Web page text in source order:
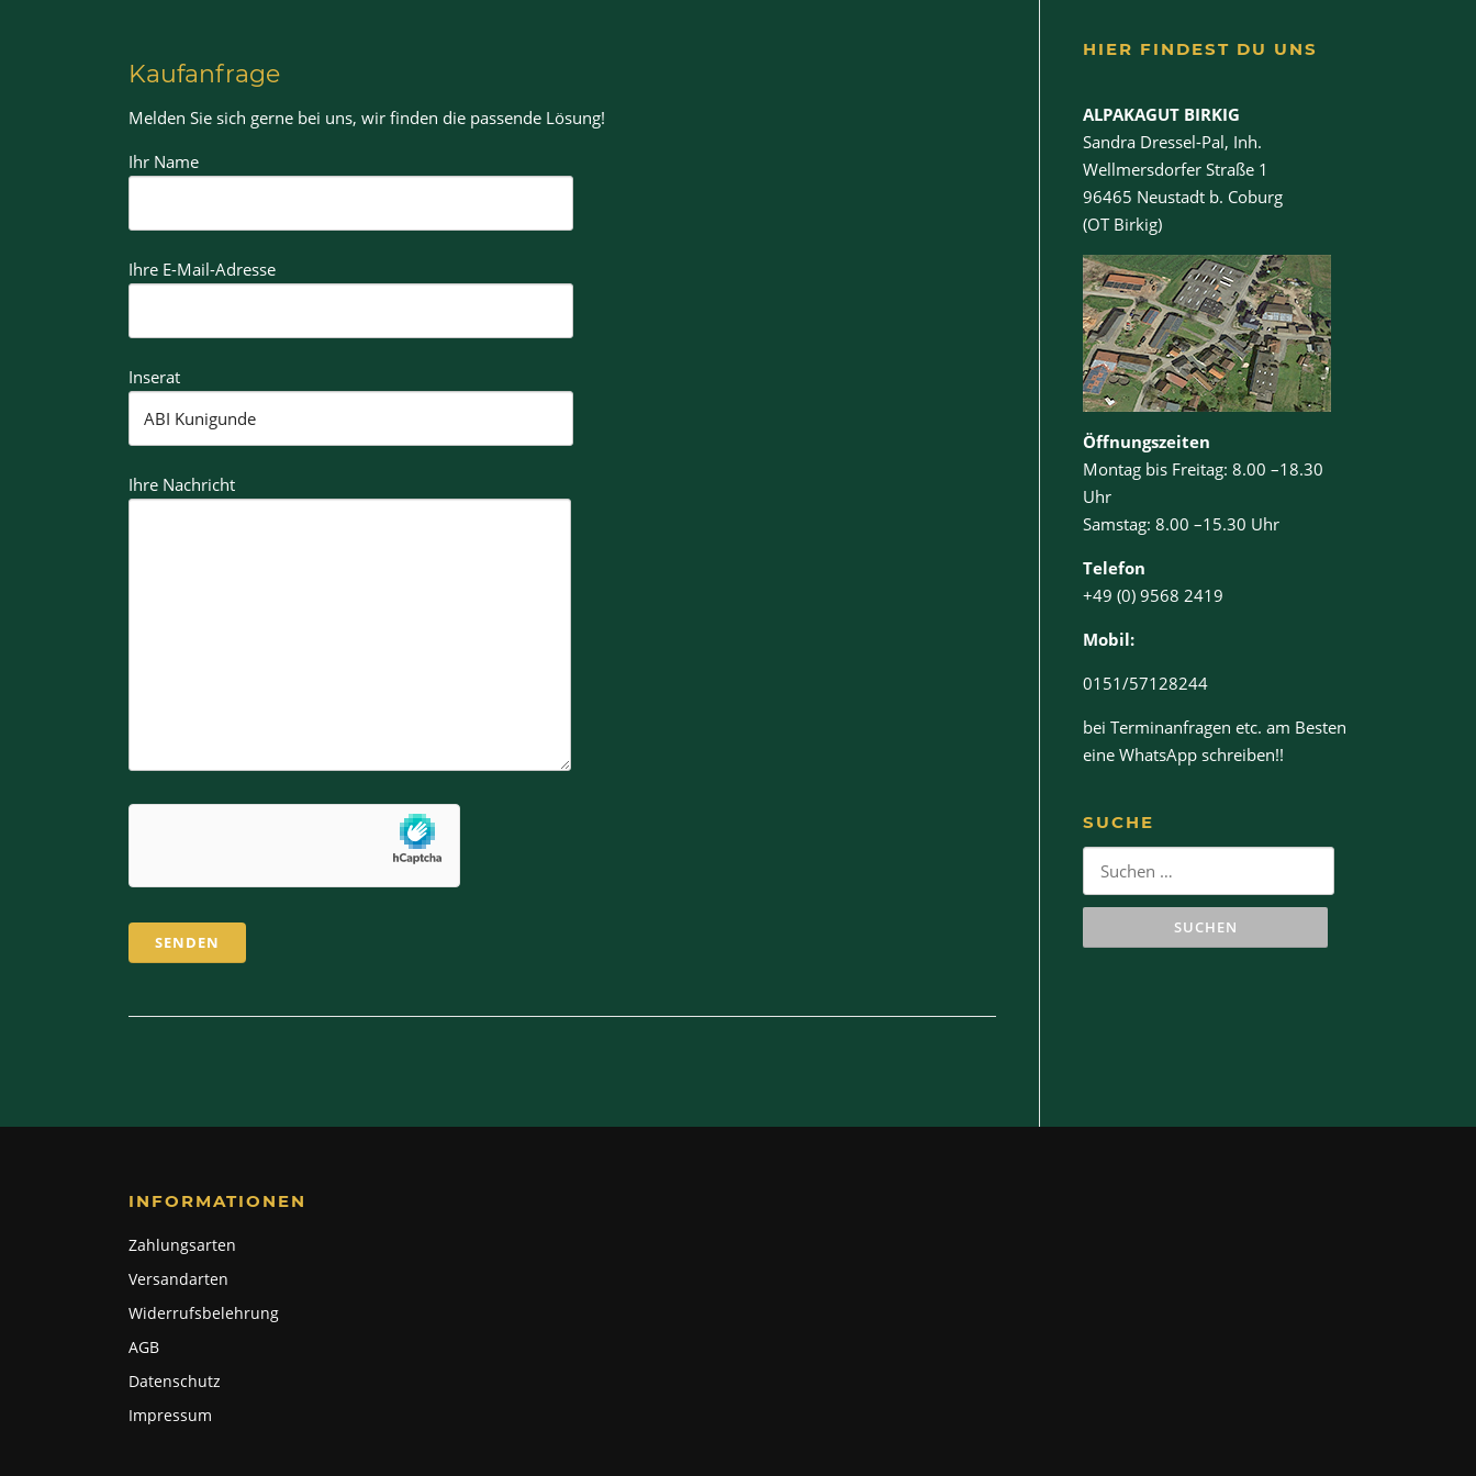
Kaufanfrage
Melden Sie sich gerne bei uns, wir finden die passende Lösung!
Ihr Name
Ihre E-Mail-Adresse
Inserat
Ihre Nachricht
HIER FINDEST DU UNS
ALPAKAGUT BIRKIG
Sandra Dressel-Pal, Inh.
Wellmersdorfer Straße 1
96465 Neustadt b. Coburg
(OT Birkig)
Öffnungszeiten
Montag bis Freitag: 8.00 –18.30
Uhr
Samstag: 8.00 –15.30 Uhr
Telefon
+49 (0) 9568 2419
Mobil:
0151/57128244
bei Terminanfragen etc. am Besten
eine WhatsApp schreiben!!
SUCHE
Suchen
INFORMATIONEN
Zahlungsarten
Versandarten
Widerrufsbelehrung
AGB
Datenschutz
Impressum